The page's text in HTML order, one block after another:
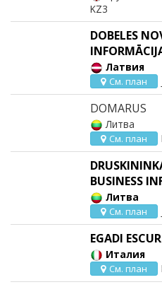
KZ3
DOBELES
Латвия
См. план
DOMARUS
Литва
См. план
BUSINESS
Литва
См. план
EGADI
Италия
См. план